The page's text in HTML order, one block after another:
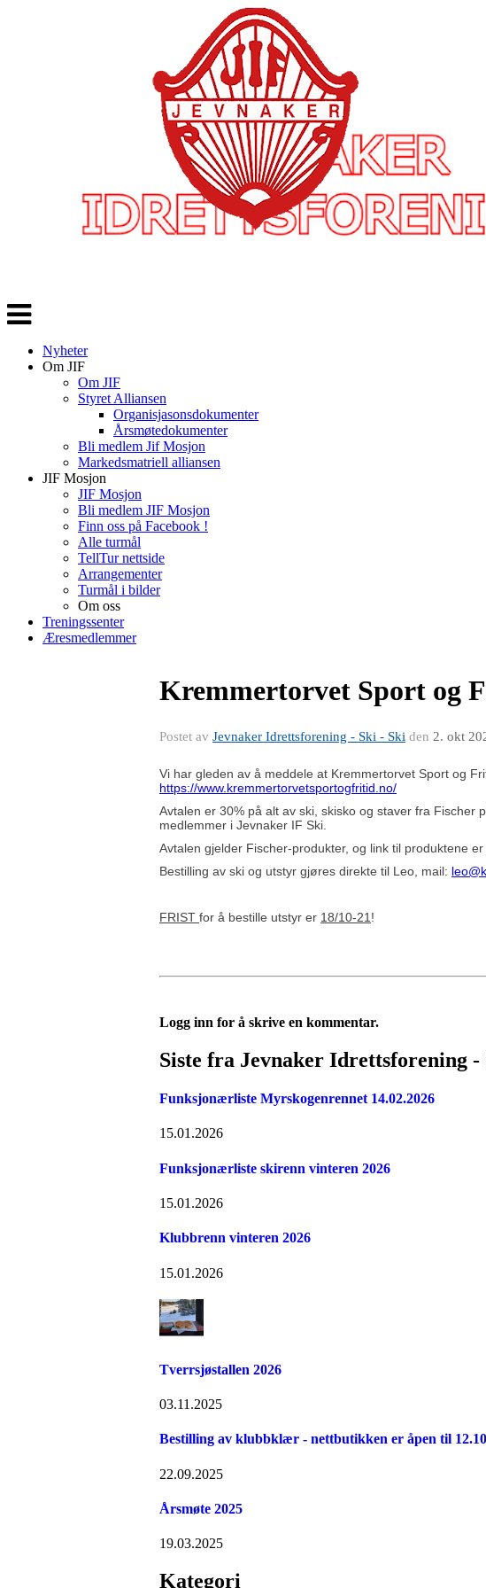
Veksle
navigasjon
Nyheter
Om JIF
Om JIF
Styret Alliansen
Organisjasonsdokumenter
Årsmøtedokumenter
Bli medlem Jif Mosjon
Markedsmatriell alliansen
JIF Mosjon
JIF Mosjon
Bli medlem JIF Mosjon
Finn oss på Facebook !
Alle turmål
TellTur nettside
Arrangementer
Turmål i bilder
Om oss
Treningssenter
Æresmedlemmer
Kremmertorvet Sport og
Postet av Jevnaker Idrettsforening - Ski - Ski den 2. okt
Vi har gleden av å meddele at Kremmertorvet Sport og
https://www.kremmertorvetsportogfritid.no/
Avtalen er 30% på alt av ski, skisko og staver fra Fischer
medlemmer i Jevnaker IF Ski.
Avtalen gjelder Fischer-produkter, og link til produktene er
Bestilling av ski og utstyr gjøres direkte til Leo, mail:
FRIST for å bestille utstyr er 18/10-21 !
Logg inn for å skrive en kommentar.
Siste fra Jevnaker Idrettsforening -
Funksjonærliste Myrskogenrennet 14.02.2026
15.01.2026
Funksjonærliste skirenn vinteren 2026
15.01.2026
Klubbrenn vinteren 2026
15.01.2026
Tverrsjøstallen 2026
03.11.2025
Bestilling av klubbklær - nettbutikken er åpen til
22.09.2025
Årsmøte 2025
19.03.2025
Kategori